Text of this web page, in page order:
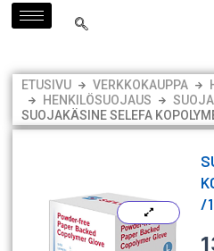
Siirry
sisältöön
ETUSIVU VERKKOKAUPPA
HENKILÖSUOJAUS
SUOJAKÄSINE SELEFA
/